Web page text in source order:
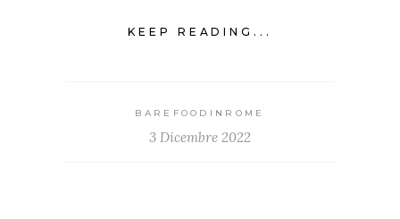
KEEP READING...
BAREFOODINROME
3 Dicembre 2022